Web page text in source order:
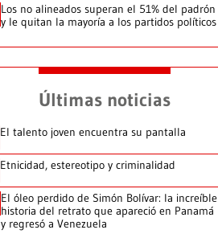
Los no alineados superan el 51% del padrón
y le quitan la mayoría a los partidos políticos
Últimas noticias
El talento joven encuentra su pantalla​
Etnicidad, estereotipo y criminalidad
El óleo perdido de Simón Bolívar: la increíble
historia del retrato que apareció en Panamá
y regresó a Venezuela